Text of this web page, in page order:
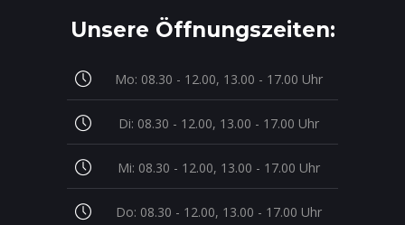
Unsere Öffnungszeiten:
Mo: 08.30 - 12.00, 13.00 - 17.00 Uhr
Di: 08.30 - 12.00, 13.00 - 17.00 Uhr
Mi: 08.30 - 12.00, 13.00 - 17.00 Uhr
Do: 08.30 - 12.00, 13.00 - 17.00 Uhr